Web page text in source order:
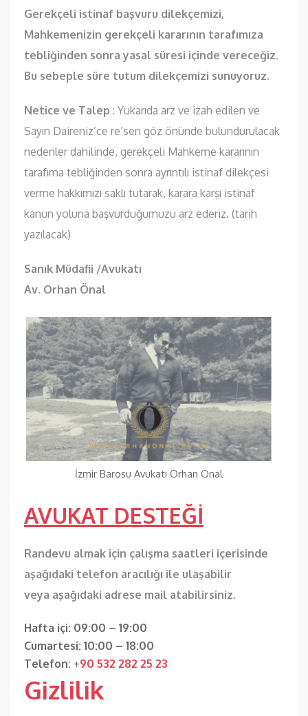
Gerekçeli istinaf başvuru dilekçemizi,
Mahkemenizin gerekçeli kararının tarafımıza
tebliğinden sonra yasal süresi içinde vereceğiz.
Bu sebeple süre tutum dilekçemizi sunuyoruz.
Netice ve Talep : Yukarıda arz ve izah edilen ve
Sayın Daireniz’ce re’sen göz önünde bulundurulacak
nedenler dahilinde, gerekçeli Mahkeme kararının
tarafıma tebliğinden sonra ayrıntılı istinaf dilekçesi
verme hakkımızı saklı tutarak, karara karşı istinaf
kanun yoluna başvurduğumuzu arz ederiz. (tarih
yazılacak)
Sanık Müdafii /Avukatı
Av. Orhan Önal
İzmir Barosu Avukatı Orhan Önal
AVUKAT DESTEĞİ
Randevu almak için çalışma saatleri içerisinde
aşağıdaki telefon aracılığı ile ulaşabilir
veya aşağıdaki adrese mail atabilirsiniz.
Hafta içi: 09:00 – 19:00
Cumartesi: 10:00 – 18:00
Telefon: +90 532 282 25 23
Gizlilik